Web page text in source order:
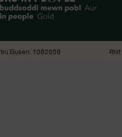
Elusen: 1082058